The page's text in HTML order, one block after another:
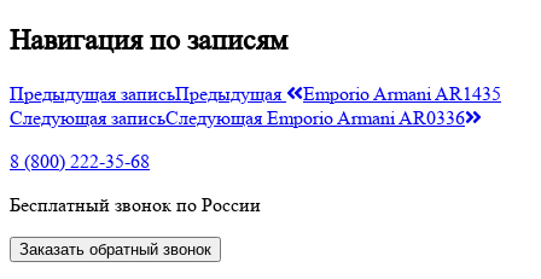
Навигация по записям
Предыдущая записьПредыдущая
Emporio Armani AR1435
Следующая записьСледующая Emporio Armani AR0336
8 (800) 222-35-68
Бесплатный звонок по России
Заказать обратный звонок